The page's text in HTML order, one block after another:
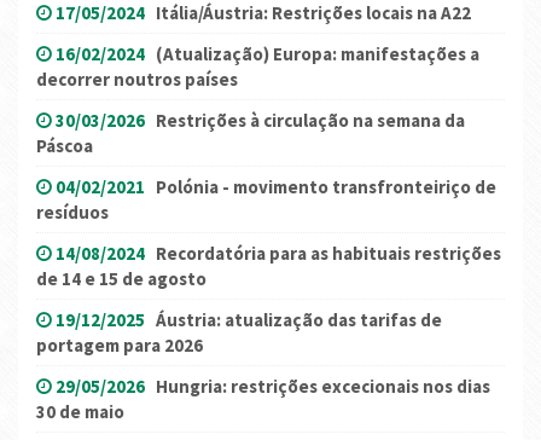
17/05/2024 Itália/Áustria: Restrições locais na A22
16/02/2024 (Atualização) Europa: manifestações a
decorrer noutros países
30/03/2026 Restrições à circulação na semana da
Páscoa
04/02/2021 Polónia - movimento transfronteiriço de
resíduos
14/08/2024 Recordatória para as habituais restrições
de 14 e 15 de agosto
19/12/2025 Áustria: atualização das tarifas de
portagem para 2026
29/05/2026 Hungria: restrições excecionais nos dias
30 de maio